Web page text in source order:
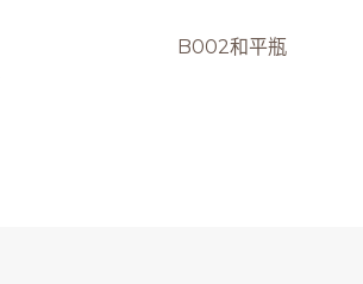
B002和平瓶